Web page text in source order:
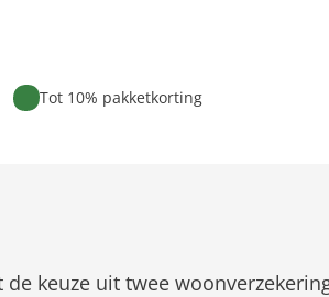
Tot 10% pakketkorting
keuze uit twee